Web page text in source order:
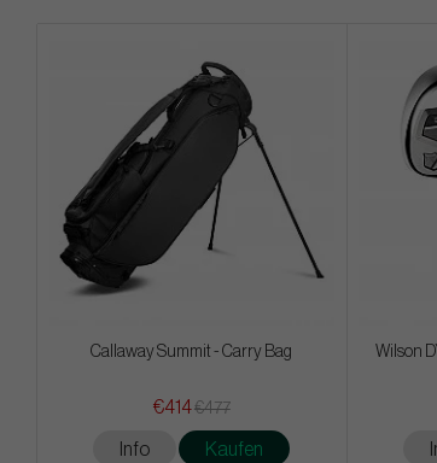
Callaway Summit - Carry Bag
€414€477
Info Kaufen
Wilson